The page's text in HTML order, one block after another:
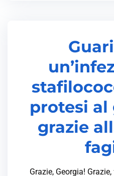
protesi
grazie
Grazie, Georgia!